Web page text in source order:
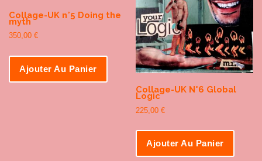
Collage-UK n°5 Doing the
myth
350,00 €
Ajouter Au Panier
Collage-UK N°6 Global
Logic
225,00€
Ajouter Au Panier